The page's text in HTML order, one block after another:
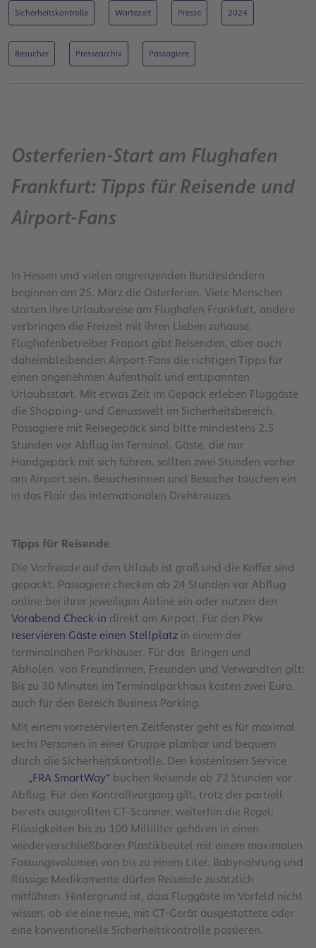
Sicherheitskontrolle Wartezeit Presse 2024
Besucher Pressearchiv Passagiere
Osterferien-Start am Flughafen
Frankfurt: Tipps für Reisende und
Airport-Fans
In Hessen und vielen angrenzenden Bundesländern
beginnen am 25. März die Osterferien. Viele Menschen
starten ihre Urlaubsreise am Flughafen Frankfurt, andere
verbringen die Freizeit mit ihren Lieben zuhause.
Flughafenbetreiber Fraport gibt Reisenden, aber auch
daheimbleibenden Airport-Fans die richtigen Tipps für
einen angenehmen Aufenthalt und entspannten
Urlaubsstart. Mit etwas Zeit im Gepäck erleben Fluggäste
die Shopping- und Genusswelt im Sicherheitsbereich.
Passagiere mit Reisegepäck sind bitte mindestens 2,5
Stunden vor Abflug im Terminal. Gäste, die nur
Handgepäck mit sich führen, sollten zwei Stunden vorher
am Airport sein. Besucherinnen und Besucher tauchen ein
in das Flair des internationalen Drehkreuzes.
Tipps für Reisende
Die Vorfreude auf den Urlaub ist groß und die Koffer sind
gepackt. Passagiere checken ab 24 Stunden vor Abflug
online bei ihrer jeweiligen Airline ein oder nutzen den
Vorabend Check-in direkt am Airport. Für den Pkw
reservieren Gäste einen Stellplatz in einem der
terminalnahen Parkhäuser. Für das Bringen und
Abholen von Freundinnen, Freunden und Verwandten gilt:
Bis zu 30 Minuten im Terminalparkhaus kosten zwei Euro,
auch für den Bereich Business Parking.
Mit einem vorreservierten Zeitfenster geht es für maximal
sechs Personen in einer Gruppe planbar und bequem
durch die Sicherheitskontrolle. Den kostenlosen Service
„FRA SmartWay“ buchen Reisende ab 72 Stunden vor
Abflug. Für den Kontrollvorgang gilt, trotz der partiell
bereits ausgerollten CT-Scanner, weiterhin die Regel:
Flüssigkeiten bis zu 100 Milliliter gehören in einen
wiederverschließbaren Plastikbeutel mit einem maximalen
Fassungsvolumen von bis zu einem Liter. Babynahrung und
flüssige Medikamente dürfen Reisende zusätzlich
mitführen. Hintergrund ist, dass Fluggäste im Vorfeld nicht
wissen, ob sie eine neue, mit CT-Gerät ausgestattete oder
eine konventionelle Sicherheitskontrolle passieren.